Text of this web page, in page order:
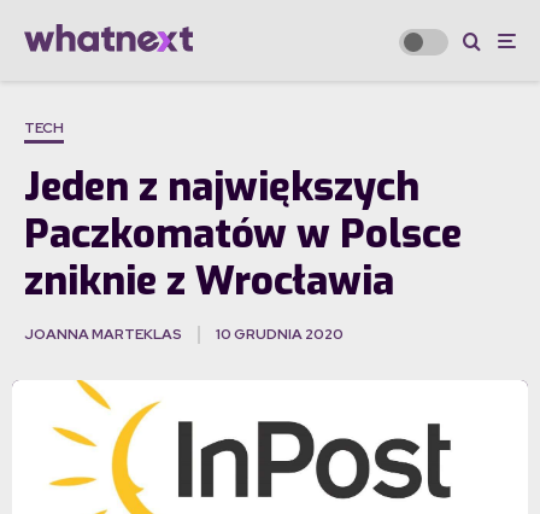
TECH
Jeden z największych
Paczkomatów w Polsce
zniknie z Wrocławia
JOANNA MARTEKLAS 10 GRUDNIA 2020